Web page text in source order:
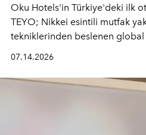
Oku Hotels'in Türkiye'deki ilk
TEYO; Nikkei esintili mutfak
tekniklerinden beslenen global
07.14.2026